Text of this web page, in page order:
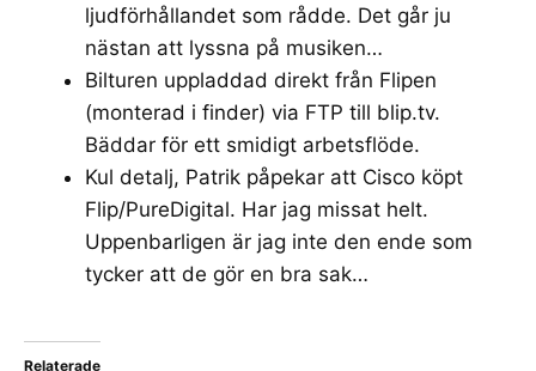
ljudförhållandet som rådde. Det går ju
nästan att lyssna på musiken…
Bilturen uppladdad direkt från Flipen
(monterad i finder) via FTP till blip.tv.
Bäddar för ett smidigt arbetsflöde.
Kul detalj, Patrik påpekar att Cisco köpt
Flip/PureDigital. Har jag missat helt.
Uppenbarligen är jag inte den ende som
tycker att de gör en bra sak…
Relaterade